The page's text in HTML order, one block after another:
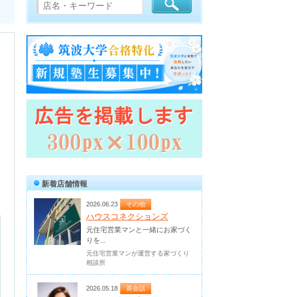
新着店舗情報
2026.06.23 その他
ハウスコネクションズ
元住宅営業マンと一緒にお家づく
りを...
元住宅営業マンが運営する家づくり
相談所
2026.05.18 英会話